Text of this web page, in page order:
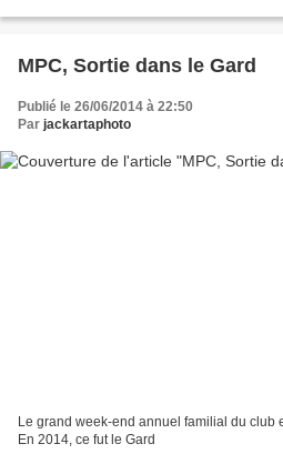
MPC, Sortie dans le Gard
Publié le 26/06/2014 à 22:50
Par jackartaphoto
Le grand week-end annuel familial du club
En 2014, ce fut le Gard